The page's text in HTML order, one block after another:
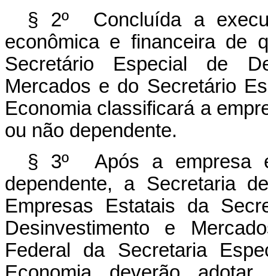
§ 2º Concluída a
econômica e financeira de
Secretário Especial de
Mercados e do Secretário
Economia classificará a
ou não dependente.
§ 3º Após a empresa
dependente, a Secretaria
Empresas Estatais da
Desinvestimento e
Federal da Secretaria